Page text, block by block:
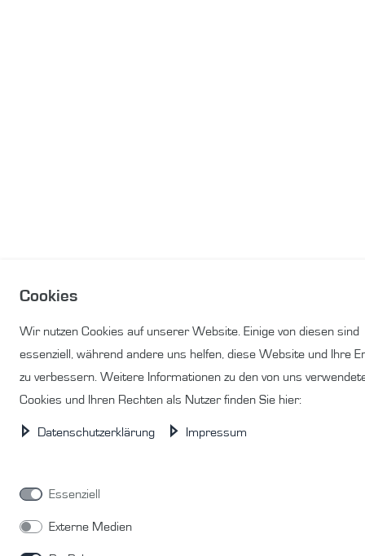
Cookies
Wir nutzen Cookies auf unserer Website. Einige von diesen sind
essenziell, während andere uns helfen, diese Website und Ihre
zu verbessern. Weitere Informationen zu den von uns
Cookies und Ihren Rechten als Nutzer finden Sie hier:
Daten­schutz­erklärung Impressum
Essenziell
Externe Medien